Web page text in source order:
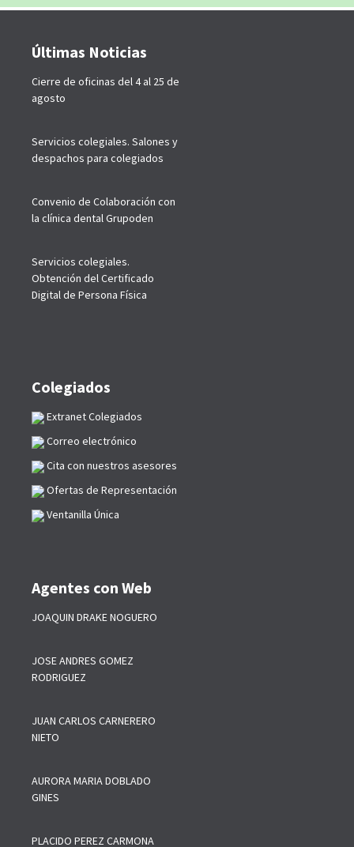
Últimas Noticias
Cierre de oficinas del 4 al 25 de
agosto
Servicios colegiales. Salones y
despachos para colegiados
Convenio de Colaboración con
la clínica dental Grupoden
Servicios colegiales.
Obtención del Certificado
Digital de Persona Física
Colegiados
Extranet Colegiados
Correo electrónico
Cita con nuestros asesores
Ofertas de Representación
Ventanilla Única
Agentes con Web
JOAQUIN DRAKE NOGUERO
JOSE ANDRES GOMEZ
RODRIGUEZ
JUAN CARLOS CARNERERO
NIETO
AURORA MARIA DOBLADO
GINES
PLACIDO PEREZ CARMONA